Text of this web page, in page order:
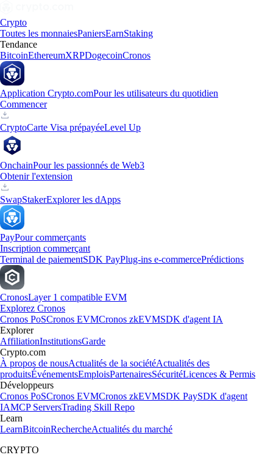
Crypto
Toutes les monnaiesPaniersEarnStaking
Tendance
BitcoinEthereumXRPDogecoinCronos
Application Crypto.comPour les utilisateurs du quotidien
Commencer
CryptoCarte Visa prépayéeLevel Up
OnchainPour les passionnés de Web3
Obtenir l'extension
SwapStakerExplorer les dApps
PayPour commerçants
Inscription commerçant
Terminal de paiementSDK PayPlug-ins e-commercePrédictions
CronosLayer 1 compatible EVM
Explorez Cronos
Cronos PoSCronos EVMCronos zkEVMSDK d'agent IA
Explorer
AffiliationInstitutionsGarde
Crypto.com
À propos de nousActualités de la sociétéActualités des
produitsÉvénementsEmploisPartenairesSécuritéLicences & Permis
Développeurs
Cronos PoSCronos EVMCronos zkEVMSDK PaySDK d'agent
IAMCP ServersTrading Skill Repo
Learn
LearnBitcoinRechercheActualités du marché
CRYPTO